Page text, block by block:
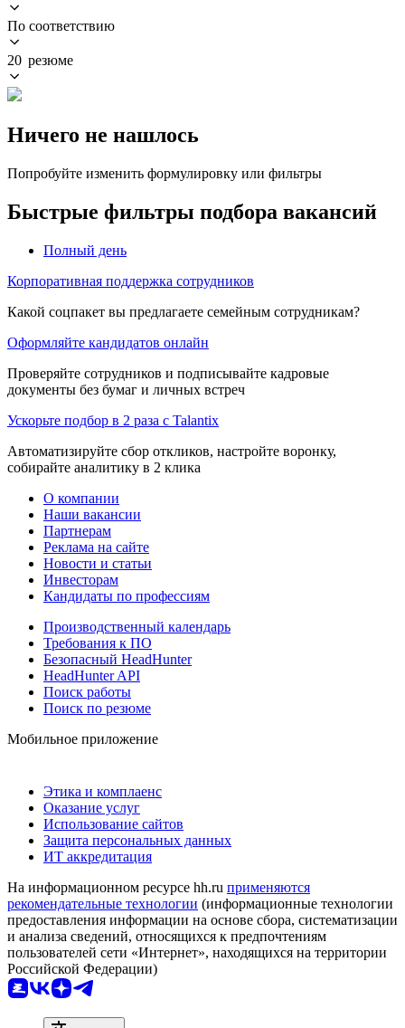
По соответствию
20 резюме
Ничего не нашлось
Попробуйте изменить формулировку или фильтры
Быстрые фильтры подбора вакансий
Полный день
Корпоративная поддержка сотрудников
Какой соцпакет вы предлагаете семейным сотрудникам?
Оформляйте кандидатов онлайн
Проверяйте сотрудников и подписывайте кадровые
документы без бумаг и личных встреч
Ускорьте подбор в 2 раза с Talantix
Автоматизируйте сбор откликов, настройте воронку,
собирайте аналитику в 2 клика
О компании
Наши вакансии
Партнерам
Реклама на сайте
Новости и статьи
Инвесторам
Кандидаты по профессиям
Производственный календарь
Требования к ПО
Безопасный HeadHunter
HeadHunter API
Поиск работы
Поиск по резюме
Мобильное приложение
Этика и комплаенс
Оказание услуг
Использование сайтов
Защита персональных данных
ИТ аккредитация
На информационном ресурсе hh.ru применяются
рекомендательные технологии (информационные технологии
предоставления информации на основе сбора, систематизации
и анализа сведений, относящихся к предпочтениям
пользователей сети «Интернет», находящихся на территории
Российской Федерации)